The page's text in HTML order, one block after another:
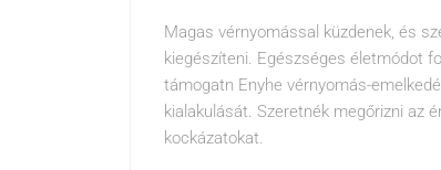
Magas vérnyomással küzdenek, és
kiegészíteni. Egészséges életmódot
támogatn Enyhe vérnyomás-
kialakulását. Szeretnék megőrizni az
kockázatokat.